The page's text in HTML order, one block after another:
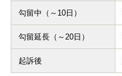
勾留中（～10日）
勾留延長（～20日）
起訴後